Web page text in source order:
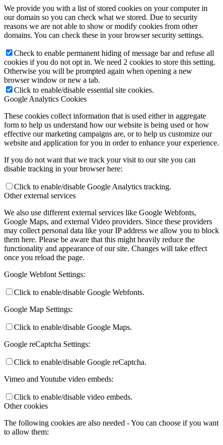
We provide you with a list of stored cookies on your computer in
our domain so you can check what we stored. Due to security
reasons we are not able to show or modify cookies from other
domains. You can check these in your browser security settings.
Check to enable permanent hiding of message bar and refuse all
cookies if you do not opt in. We need 2 cookies to store this setting.
Otherwise you will be prompted again when opening a new
browser window or new a tab.
Click to enable/disable essential site cookies.
Google Analytics Cookies
These cookies collect information that is used either in aggregate
form to help us understand how our website is being used or how
effective our marketing campaigns are, or to help us customize our
website and application for you in order to enhance your experience.
If you do not want that we track your visit to our site you can
disable tracking in your browser here:
Click to enable/disable Google Analytics tracking.
Other external services
We also use different external services like Google Webfonts,
Google Maps, and external Video providers. Since these providers
may collect personal data like your IP address we allow you to block
them here. Please be aware that this might heavily reduce the
functionality and appearance of our site. Changes will take effect
once you reload the page.
Google Webfont Settings:
Click to enable/disable Google Webfonts.
Google Map Settings:
Click to enable/disable Google Maps.
Google reCaptcha Settings:
Click to enable/disable Google reCaptcha.
Vimeo and Youtube video embeds:
Click to enable/disable video embeds.
Other cookies
The following cookies are also needed - You can choose if you want
to allow them: